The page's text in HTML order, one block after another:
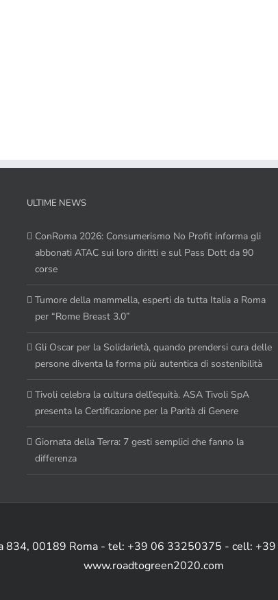
ULTIME NEWS
ConRoma 2026: Consumerismo No Profit informa gli
abbonati ATAC sui loro diritti e sul Pass Dott da 90
corse
Tumore della mammella, esperti da tutta Italia a Roma
per “Rome Breast 3.0”
Gli Oscar per la Solidarietà, quando prendersi cura delle
persone diventa la forma più autentica di sostenibilità
Tivoli celebra la cultura dell’equità. ASA Tivoli SpA
presenta la Certificazione per la Parità di Genere
Giornata della Terra: 7 gesti semplici che fanno la
differenza
834, 00189 Roma - tel: +39 06 33250375 - cell:
www.roadtogreen2020.com